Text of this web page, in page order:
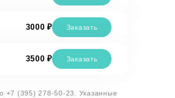
3000 ₽ Заказать
3500 ₽ Заказать
+7 (395) 278-50-23
. Указанные